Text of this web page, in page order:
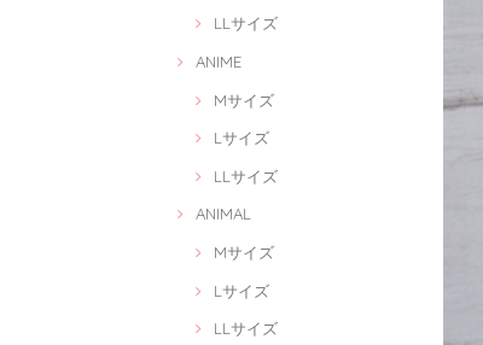
LLサイズ
ANIME
Mサイズ
Lサイズ
LLサイズ
ANIMAL
Mサイズ
Lサイズ
LLサイズ